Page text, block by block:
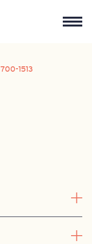
700-1513